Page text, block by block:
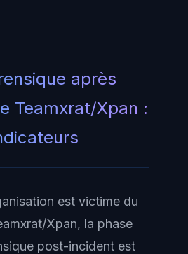
après
Teamxrat/Xpan :
est victime du
Xpan, la phase
post-incident est